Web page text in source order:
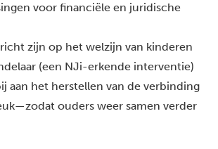
voor financiële en juridische
zijn op het welzijn van kinderen
(een NJi-erkende interventie)
aan het herstellen van de verbinding
ouders weer samen verder